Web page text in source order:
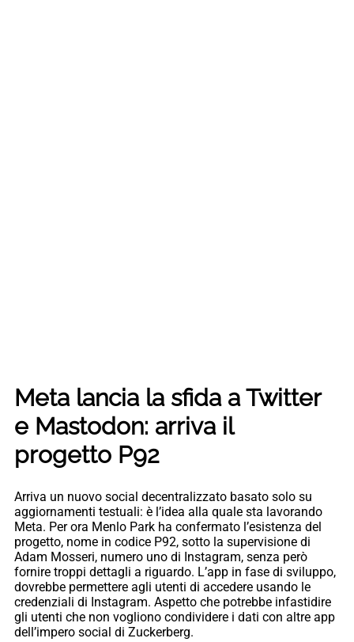
Meta lancia la sfida a Twitter
e Mastodon: arriva il
progetto P92
Arriva un nuovo social decentralizzato basato solo su
aggiornamenti testuali: è l’idea alla quale sta lavorando
Meta. Per ora Menlo Park ha confermato l’esistenza del
progetto, nome in codice P92, sotto la supervisione di
Adam Mosseri, numero uno di Instagram, senza però
fornire troppi dettagli a riguardo. L’app in fase di sviluppo,
dovrebbe permettere agli utenti di accedere usando le
credenziali di Instagram. Aspetto che potrebbe infastidire
gli utenti che non vogliono condividere i dati con altre app
dell’impero social di Zuckerberg.